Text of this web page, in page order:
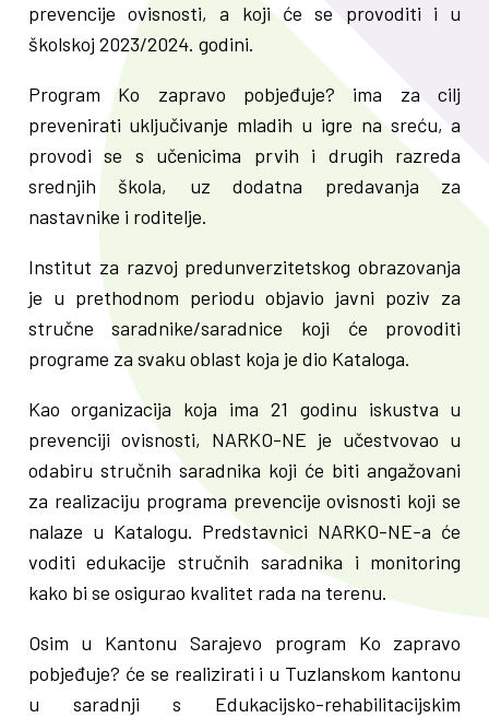
prevencije ovisnosti, a koji će se provoditi i u
školskoj 2023/2024. godini.
Program Ko zapravo pobjeđuje? ima za cilj
prevenirati uključivanje mladih u igre na sreću, a
provodi se s učenicima prvih i drugih razreda
srednjih škola, uz dodatna predavanja za
nastavnike i roditelje.
Institut za razvoj predunverzitetskog obrazovanja
je u prethodnom periodu objavio javni poziv za
stručne saradnike/saradnice koji će provoditi
programe za svaku oblast koja je dio Kataloga.
Kao organizacija koja ima 21 godinu iskustva u
prevenciji ovisnosti, NARKO-NE je učestvovao u
odabiru stručnih saradnika koji će biti angažovani
za realizaciju programa prevencije ovisnosti koji se
nalaze u Katalogu. Predstavnici NARKO-NE-a će
voditi edukacije stručnih saradnika i monitoring
kako bi se osigurao kvalitet rada na terenu.
Osim u Kantonu Sarajevo program Ko zapravo
pobjeđuje? će se realizirati i u Tuzlanskom kantonu
u saradnji s Edukacijsko-rehabilitacijskim